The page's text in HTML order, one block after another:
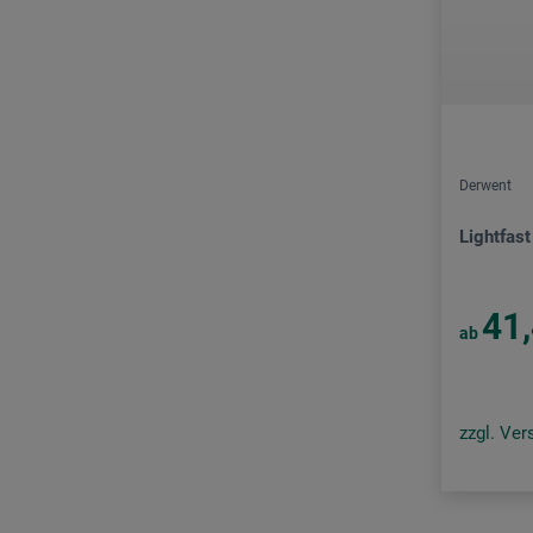
Derwent
ab
zzgl.